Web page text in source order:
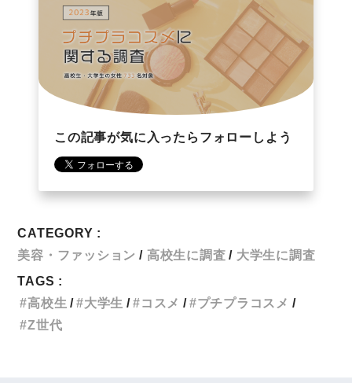
この記事が気に入ったらフォローしよう
CATEGORY :
美容・ファッション
高校生に調査
大学生に調査
TAGS :
高校生
大学生 コスメ
プチプラコスメ
Z世代